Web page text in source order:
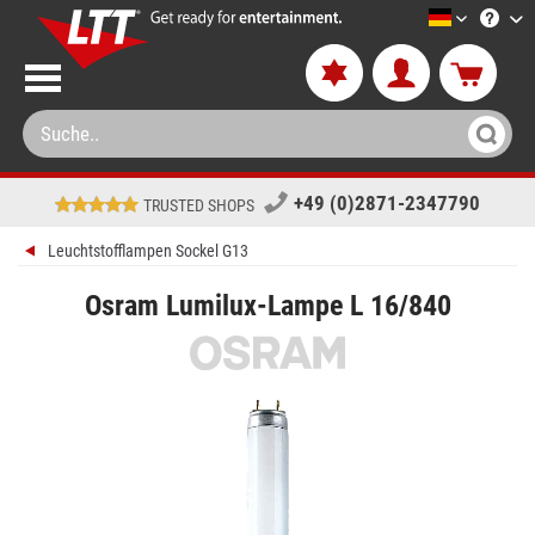
LTT-
TRUSTED SHOPS +49 (0)2871-2347790
Leuchtstofflampen Sockel G13
Osram Lumilux-Lampe L 16/840